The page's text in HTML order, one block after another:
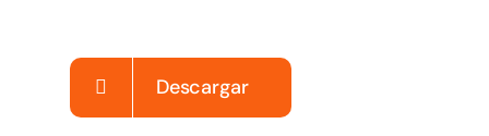
Descargar